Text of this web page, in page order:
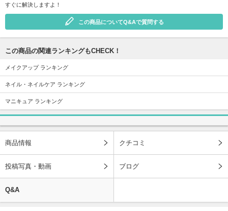
すぐに解決しますよ！
この商品についてQ&Aで質問する
この商品の関連ランキングもCHECK！
メイクアップ ランキング
ネイル・ネイルケア ランキング
マニキュア ランキング
商品情報 クチコミ
投稿写真・動画 ブログ
Q&A